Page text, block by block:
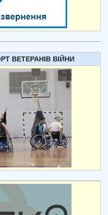
ВЕТЕРАНІВ ВІЙНИ